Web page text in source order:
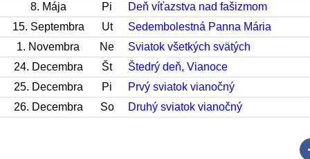
8. Mája
Pi
Deň víťazstva nad fašizmom
15. Septembra
Ut
Sedembolestná Panna Mária
1. Novembra
Ne
Sviatok všetkých svätých
24. Decembra
Št
Štedrý deň, Vianoce
25. Decembra
Pi
Prvý sviatok vianočný
26. Decembra
So Druhý sviatok vianočný